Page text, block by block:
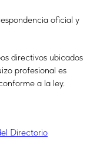
oficial y
directivos ubicados
profesional es
a la ley.
Directorio